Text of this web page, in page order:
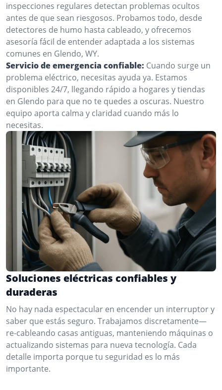
inspecciones regulares detectan problemas ocultos
antes de que sean riesgosos. Probamos todo, desde
detectores de humo hasta cableado, y ofrecemos
asesoría fácil de entender adaptada a los sistemas
comunes en Glendo, WY.
Servicio de emergencia confiable: Cuando surge un
problema eléctrico, necesitas ayuda ya. Estamos
disponibles 24/7, llegando rápido a hogares y tiendas
en Glendo para que no te quedes a oscuras. Nuestro
equipo aporta calma y claridad cuando más lo
necesitas.
Soluciones eléctricas confiables y
duraderas
No hay nada espectacular en encender un interruptor y
saber que estás seguro. Trabajamos discretamente—
re-cableando casas antiguas, manteniendo máquinas o
actualizando sistemas para nueva tecnología. Cada
detalle importa porque tu seguridad es lo más
importante.